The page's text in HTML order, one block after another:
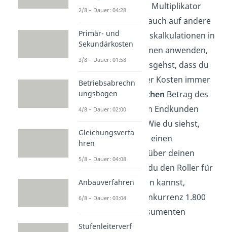
verbuchen. Diesen Multiplikator
von 1,4 kannst du auch auf andere
Listenverkaufspreiskalkulationen in
deinem Unternehmen anwenden,
wenn du davon ausgehst, dass du
zur Deckung deiner Kosten immer
in etwa den
1,4-fachen Betrag des
Bezugspreises vom Endkunden
verlangen musst. Wie du siehst,
hast du auch noch einen
Preisvorteil gegenüber deinen
Konkurrenten, da du den Roller für
1.400 Euro anbieten kannst,
während deine Konkurrenz 1.800
Euro vom Endkonsumenten
verlangt.
2/8 – Dauer: 04:28
Primär- und
Sekundärkosten
3/8 – Dauer: 01:58
Betriebsabrechn
ungsbogen
4/8 – Dauer: 02:00
Gleichungsverfa
hren
5/8 – Dauer: 04:08
Anbauverfahren
6/8 – Dauer: 03:04
Stufenleiterverf